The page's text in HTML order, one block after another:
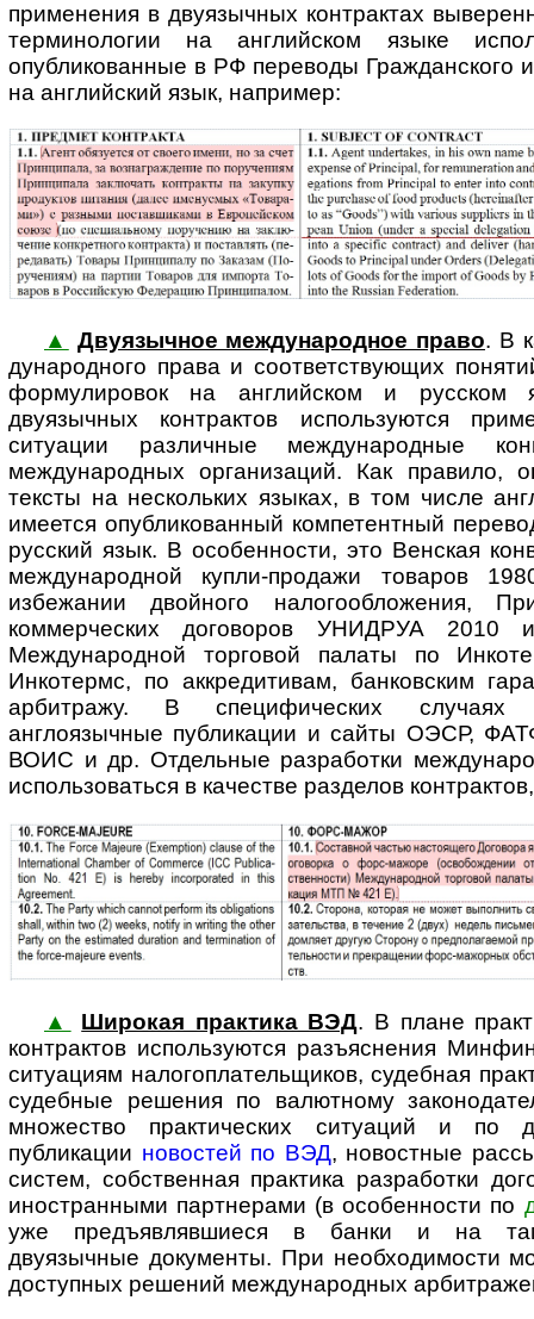
применения в двуязычных контрактах
терминологии на английском языке
опубликованные в РФ переводы Гражданского
на английский язык, например:
▲ Двуязычное международное право. В
ду­на­род­но­го права и со­от­вет­ст­ву­ю­щих
формулировок на английском и русском
двуязычных контрактов используются
ситуации различные международные
международных организаций. Как правило,
тексты на нескольких языках, в том числе
имеется опубликованный компетентный
русский язык. В особенности, это Венская
международной купли-продажи товаров
избежании двойного налогообложения,
коммерческих договоров УНИДРУА 2010
Международной торговой палаты по
Инкотермс, по аккредитивам, банковским
арбитражу. В специфических случаях
англоязычные публикации и сайты ОЭСР,
ВОИС и др. Отдельные разработки
использоваться в качестве разделов
▲ Широкая практика ВЭД. В плане
кон­т­рак­тов используются разъяснения
ситуациям налогоплательщиков, судебная
судебные решения по валютному
множество практических ситуаций и по
публикации новостей по ВЭД, новостные
систем, собственная практика разработки
иностранными партнерами (в особенности по
уже предъявлявшиеся в банки и на
двуязычные документы. При необходимости
доступных решений международных